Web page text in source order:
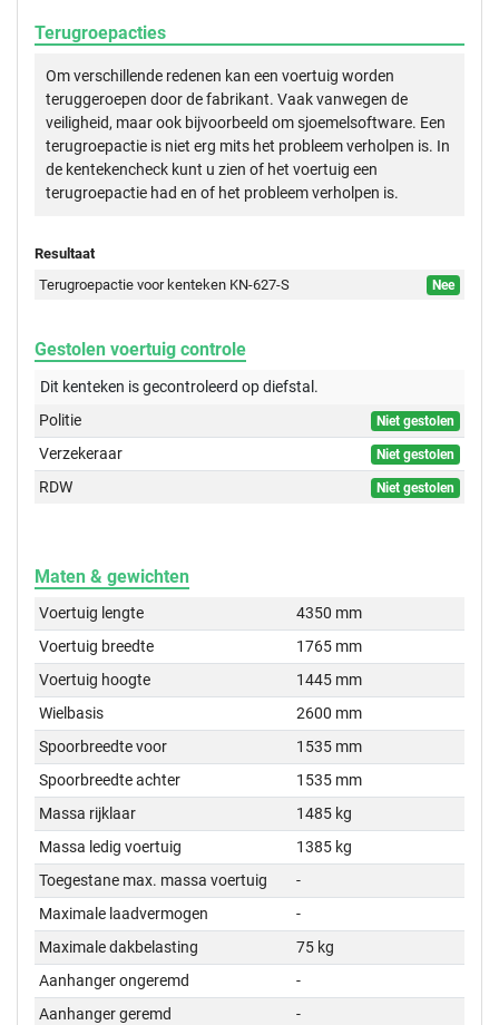
Terugroepacties
Om verschillende redenen kan een voertuig worden
teruggeroepen door de fabrikant. Vaak vanwegen de
veiligheid, maar ook bijvoorbeeld om sjoemelsoftware. Een
terugroepactie is niet erg mits het probleem verholpen is. In
de kentekencheck kunt u zien of het voertuig een
terugroepactie had en of het probleem verholpen is.
Resultaat
Terugroepactie voor kenteken KN-627-S
Nee
Gestolen voertuig controle
Dit kenteken is gecontroleerd opdiefstal.
Politie
Niet gestolen
Verzekeraar Niet gestolen
RDW Niet gestolen
Maten & gewichten
Voertuig lengte
4350 mm
Voertuig breedte
1765 mm
Voertuig hoogte
1445 mm
Wielbasis
2600 mm
Spoorbreedte voor
1535 mm
Spoorbreedte achter
1535 mm
Massa rijklaar
1485 kg
Massa ledig voertuig
1385 kg
Toegestane max. massa voertuig
-
Maximale laadvermogen
-
Maximale dakbelasting
75 kg
Aanhanger ongeremd
-
Aanhanger geremd
-